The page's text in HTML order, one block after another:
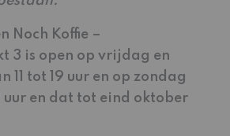
Noch Koffie –
3 is open op vrijdag en
11 tot 19 uur en op zondag
uur en dat tot eind oktober